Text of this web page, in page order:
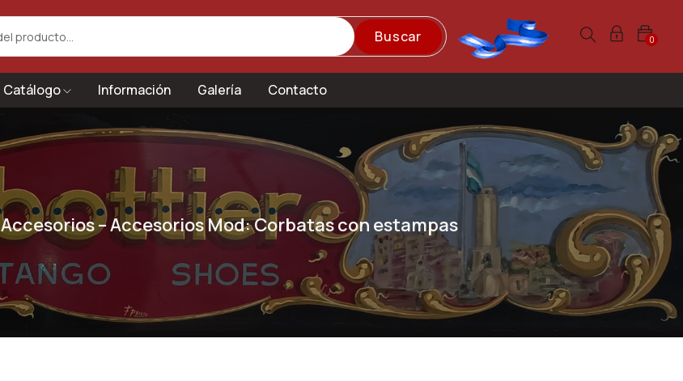
Buscar 0
Catálogo Información Galería Contacto
Accesorios – Accesorios Mod: Corbatas con estampas